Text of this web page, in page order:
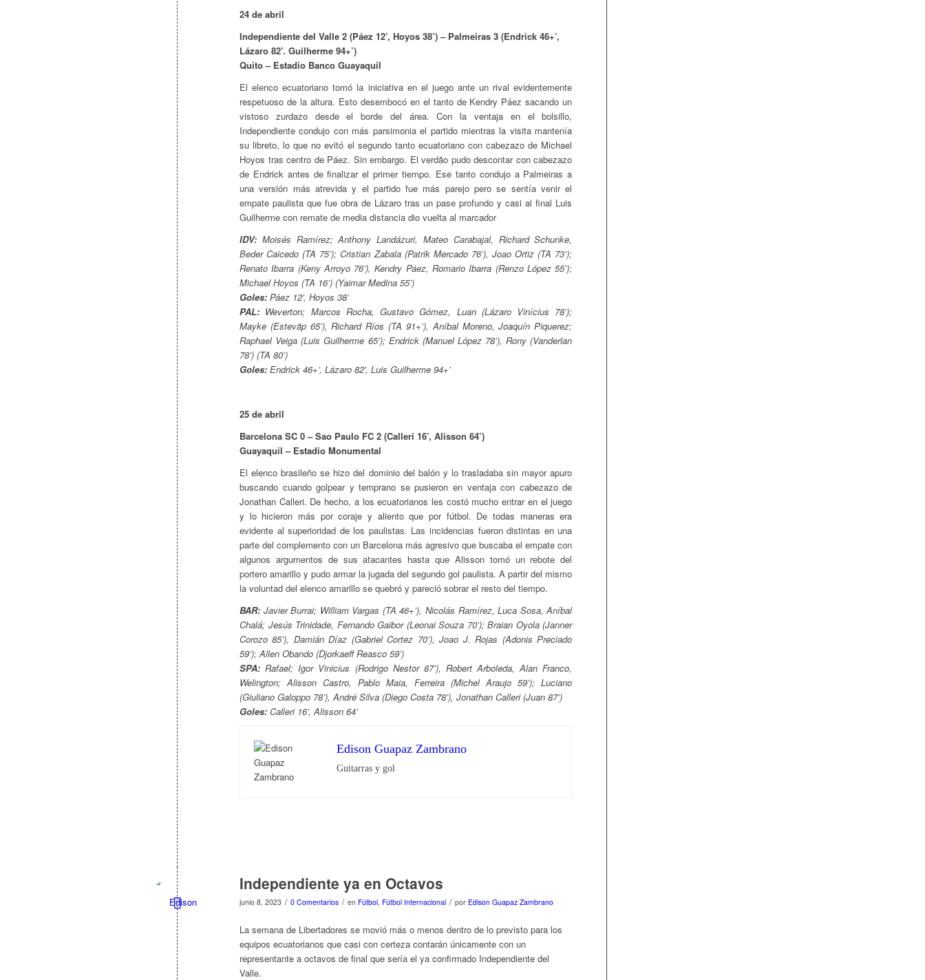
24 de abril
Independiente del Valle 2 (Páez 12’, Hoyos 38’) – Palmeiras 3 (Endrick 46+’,
Lázaro 82’. Guilherme 94+’)
Quito – Estadio Banco Guayaquil
El elenco ecuatoriano tomó la iniciativa en el juego ante un rival evidentemente
respetuoso de la altura. Esto desembocó en el tanto de Kendry Páez sacando un
vistoso zurdazo desde el borde del área. Con la ventaja en el bolsillo,
Independiente condujo con más parsimonia el partido mientras la visita mantenía
su libreto, lo que no evitó el segundo tanto ecuatoriano con cabezazo de Michael
Hoyos tras centro de Páez. Sin embargo. El verdão pudo descontar con cabezazo
de Endrick antes de finalizar el primer tiempo. Ese tanto condujo a Palmeiras a
una versión más atrevida y el partido fue más parejo pero se sentía venir el
empate paulista que fue obra de Lázaro tras un pase profundo y casi al final Luis
Guilherme con remate de media distancia dio vuelta al marcador
IDV: Moisés Ramírez; Anthony Landázuri, Mateo Carabajal, Richard Schunke,
Beder Caicedo (TA 75’); Cristian Zabala (Patrik Mercado 76’), Joao Ortiz (TA 73’);
Renato Ibarra (Keny Arroyo 76’), Kendry Páez, Romario Ibarra (Renzo López 55’);
Michael Hoyos (TA 16’) (Yaimar Medina 55’)
Goles: Páez 12’, Hoyos 38’
PAL: Weverton; Marcos Rocha, Gustavo Gómez, Luan (Lázaro Vinícius 78’);
Mayke (Estevãp 65’), Richard Ríos (TA 91+’), Aníbal Moreno, Joaquín Piquerez;
Raphael Veiga (Luis Guilherme 65’); Endrick (Manuel López 78’), Rony (Vanderlan
78’) (TA 80’)
Goles: Endrick 46+’, Lázaro 82’, Luis Guilherme 94+’
25 de abril
Barcelona SC 0 – Sao Paulo FC 2 (Calleri 16’, Alisson 64’)
Guayaquil – Estadio Monumental
El elenco brasileño se hizo del dominio del balón y lo trasladaba sin mayor apuro
buscando cuando golpear y temprano se pusieron en ventaja con cabezazo de
Jonathan Calleri. De hecho, a los ecuatorianos les costó mucho entrar en el juego
y lo hicieron más por coraje y aliento que por fútbol. De todas maneras era
evidente al superioridad de los paulistas. Las incidencias fueron distintas en una
parte del complemento con un Barcelona más agresivo que buscaba el empate con
algunos argumentos de sus atacantes hasta que Alisson tomó un rebote del
portero amarillo y pudo armar la jugada del segundo gol paulista. A partir del mismo
la voluntad del elenco amarillo se quebró y pareció sobrar el resto del tiempo.
BAR: Javier Burrai; William Vargas (TA 46+’), Nicolás Ramírez, Luca Sosa, Aníbal
Chalá; Jesús Trinidade, Fernando Gaibor (Leonai Souza 70’); Braian Oyola (Janner
Corozo 85’), Damián Díaz (Gabriel Cortez 70’), Joao J. Rojas (Adonis Preciado
59’); Allen Obando (Djorkaeff Reasco 59’)
SPA: Rafael; Igor Vinicius (Rodrigo Nestor 87’), Robert Arboleda, Alan Franco,
Welington; Alisson Castro, Pablo Maia, Ferreira (Michel Araujo 59’); Luciano
(Giuliano Galoppo 78’), André Silva (Diego Costa 78’), Jonathan Calleri (Juan 87’)
Goles: Calleri 16’, Alisson 64’
Edison Guapaz Zambrano
Guitarras y gol
Independiente ya en Octavos
junio 8, 2023 / 0 Comentarios / en Fútbol Fútbol Internacional / por Edison Guapaz Zambrano
La semana de Libertadores se movió más o menos dentro de lo previsto para los
equipos ecuatorianos que casi con certeza contarán únicamente con un
representante a octavos de final que sería el ya confirmado Independiente del
Valle.